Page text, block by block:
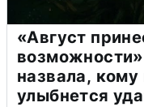
«Август
назвала, кому
улыбнется